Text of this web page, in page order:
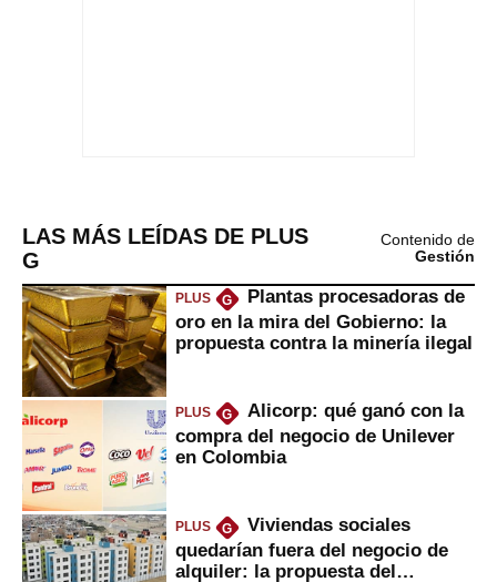
LAS MÁS LEÍDAS DE PLUS
G
Contenido de
Gestión
PLUS G
Plantas procesadoras de
oro en la mira del Gobierno: la
propuesta contra la minería ilegal
PLUS G
Alicorp: qué ganó con la
compra del negocio de Unilever
en Colombia
PLUS G
Viviendas sociales
quedarían fuera del negocio de
alquiler: la propuesta del